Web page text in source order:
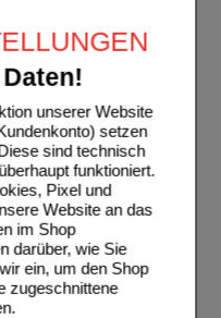
unserer Website
setzen
sind technisch
funktioniert.
Pixel und
Website an das
im Shop
darüber, wie Sie
ein, um den Shop
zugeschnittene